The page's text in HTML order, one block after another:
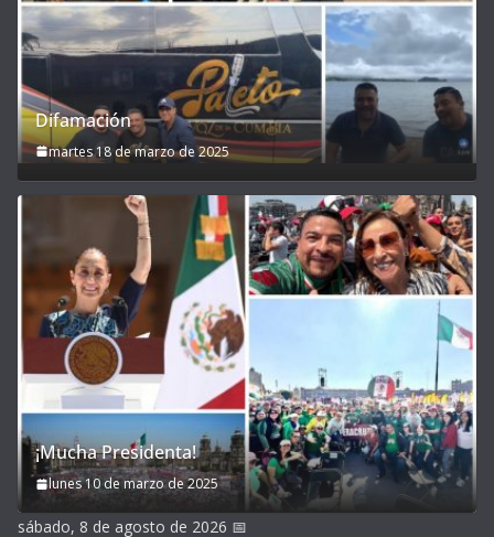
Difamación
martes 18 de marzo de 2025
¡Mucha Presidenta!
lunes 10 de marzo de 2025
sábado, 8 de agosto de 2026 📅